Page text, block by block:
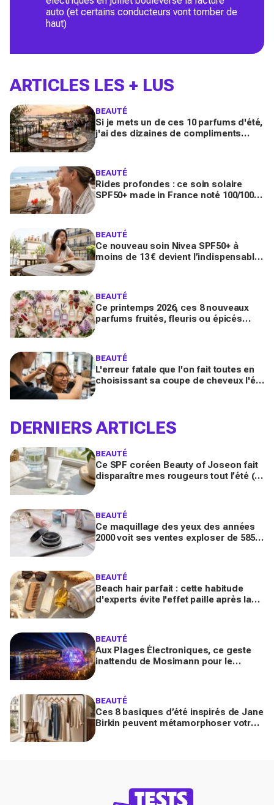
auto (et certains conducteurs vont tomber de
haut)
ARTICLES LES + LUS
BEAUTÉ
Si je mets un de ces 10 parfums d'été,
j'ai des dizaines de compliments
BEAUTÉ
Rides profondes : ce soin solaire
SPF50+ made in France noté 100/100
BEAUTÉ
Ce nouveau soin Nivea SPF50+ à
moins de 13 € devient l’indispensable
BEAUTÉ
Ce printemps 2026, ces 8 nouveaux
parfums fruités, fleuris ou épicés
BEAUTÉ
L'erreur fatale que l'on fait toutes en
choisissant sa coupe de cheveux l'été
DERNIERS ARTICLES
BEAUTÉ
Ce SPF coréen Beauty of Joseon fait
disparaître mes rougeurs tout l’été (et
BEAUTÉ
Ce maquillage des yeux des années
2000 voit ses ventes exploser de 585
BEAUTÉ
Beach hair parfait : cette habitude
d'experts évite l'effet paille après la
BEAUTÉ
Aux Plages Électroniques, ce geste
inattendu de Mosimann pour le
BEAUTÉ
Ces 8 basiques d’été inspirés de Jane
Birkin peuvent métamorphoser votre